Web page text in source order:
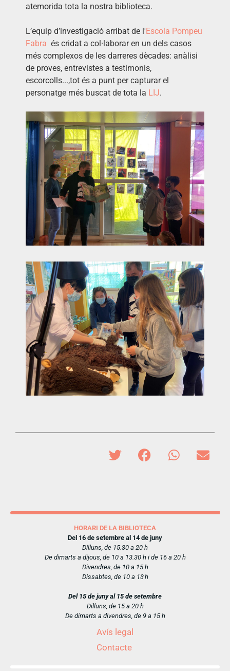
atemorida tota la nostra biblioteca.
L’equip d’investigació arribat de l' Escola Pompeu
Fabra és cridat a col·laborar en un dels casos
més complexos de les darreres dècades: anàlisi
de proves, entrevistes a testimonis,
escorcolls...,tot és a punt per capturar el
personatge més buscat de tota la LIJ.
HORARI DE LA BIBLIOTECA
Del 16 de setembre al 14 de juny
Dilluns, de 15.30 a 20 h
De dimarts a dijous, de 10 a 13.30 h i de 16 a 20 h
Divendres, de 10 a 15 h
Dissabtes, de 10 a 13 h
Del 15 de juny al 15 de setembre
Dilluns, de 15 a 20 h
De dimarts a divendres, de 9 a 15 h
Avís legal
Contacte